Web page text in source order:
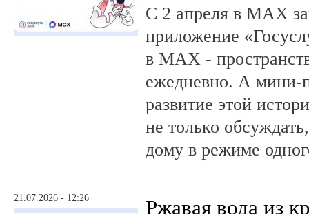
С 2 апреля в MAX
приложение
в MAX -
ежедневно. А мини-
развитие этой
не только
дому в режиме
21.07.2026 - 12:26 Ржавая вода из